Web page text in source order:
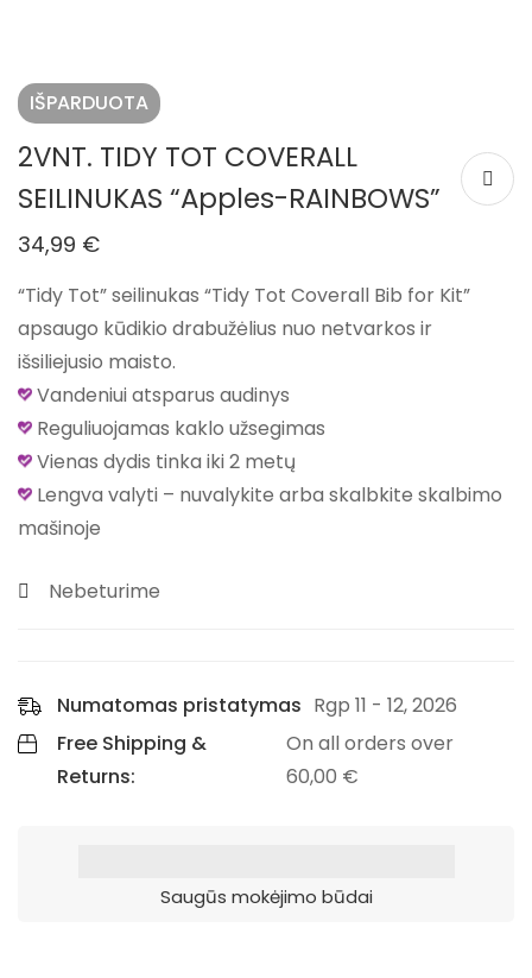
IŠPARDUOTA
2VNT. TIDY TOT COVERALL
SEILINUKAS “Apples-RAINBOWS”
34,99 €
“Tidy Tot” seilinukas “Tidy Tot Coverall Bib for Kit”
apsaugo kūdikio drabužėlius nuo netvarkos ir
išsiliejusio maisto.
Vandeniui atsparus audinys
Reguliuojamas kaklo užsegimas
Vienas dydis tinka iki 2 metų
Lengva valyti – nuvalykite arba skalbkite skalbimo
mašinoje
Nebeturime
Numatomas pristatymas Rgp 11 - 12, 2026
Free Shipping &
Returns:
On all orders over
60,00 €
Saugūs mokėjimo būdai